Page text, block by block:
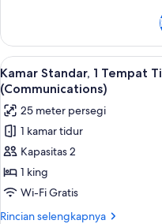
mobilitas
(Roll-
In
Shower)
Kamar
Standar,
1
Tempat
Tidur
King,
difabel
mobilitas
(Roll-
In
Lihat
semua
foto
untuk
Kamar
Standar,
1
Tempat
Tidur
5
Kamar Standar, 1 Tempat
(Communications)
25 meter persegi
1 kamar tidur
Kapasitas 2
1 king
Wi-Fi Gratis
Rincian selengkapnya
Rincian